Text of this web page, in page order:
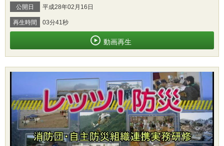
公開日 平成28年02月16日
再生時間 03分41秒
動画再生